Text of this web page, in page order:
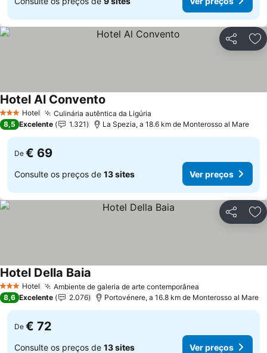
Partilhar
3 EstrelasHotel Culinária autêntica da Ligúria
Hotel Al Convento
8,5 Excelente 1.321 La Spezia, a 18.6 km de Monterosso al Mare
De € 69
Consulte os preços de 13 sites Ver preços
Partilhar
3 EstrelasHotel Ambiente de galeria de arte contemporânea
Hotel Della Baia
8,6 Excelente 2.076 Portovénere, a 16.8 km de Monterosso al Mare
De € 72
Consulte os preços de 13 sites Ver preços